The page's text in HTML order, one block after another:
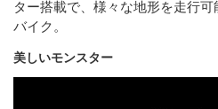
ター搭載で、様々な地形を走行
バイク。
美しいモンスター